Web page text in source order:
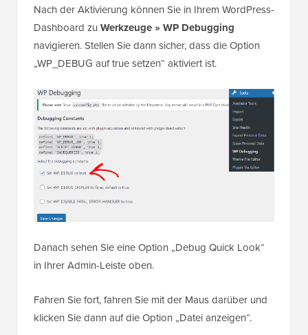
Nach der Aktivierung können Sie in Ihrem WordPress-
Dashboard zu Werkzeuge » WP Debugging
navigieren. Stellen Sie dann sicher, dass die Option
„WP_DEBUG auf true setzen“ aktiviert ist.
Danach sehen Sie eine Option „Debug Quick Look“
in Ihrer Admin-Leiste oben.
Fahren Sie fort, fahren Sie mit der Maus darüber und
klicken Sie dann auf die Option „Datei anzeigen“.